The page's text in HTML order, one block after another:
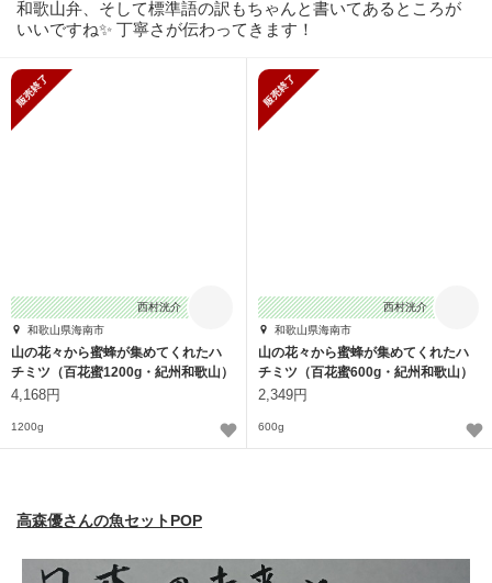
和歌山弁、そして標準語の訳もちゃんと書いてあるところが
いいですね✨️ 丁寧さが伝わってきます！
西村洸介
和歌山県海南市
山の花々から蜜蜂が集めてくれたハ
チミツ（百花蜜1200g・紀州和歌山）
4,168円
1200g
西村洸介
和歌山県海南市
山の花々から蜜蜂が集めてくれたハ
チミツ（百花蜜600g・紀州和歌山）
2,349円
600g
高森優さんの魚セットPOP